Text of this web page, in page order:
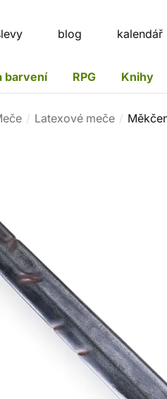
blog kalendář
barvení RPG Knihy
Latexové meče